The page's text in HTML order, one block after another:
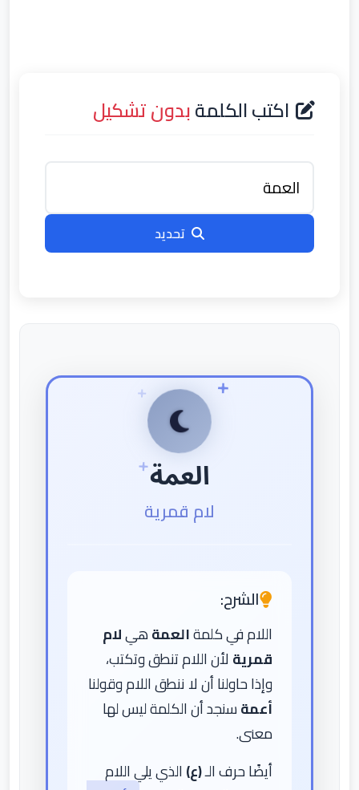
اكتب الكلمةبدون تشكيل
تحديد
العمة
لام قمرية
الشرح:
اللام في كلمةالعمةهيلام
قمريةلأن اللام تنطق وتكتب،
وإذا حاولنا أن لا ننطق اللام وقولنا
أعمةسنجد أن الكلمة ليس لها
معنى.
أيضًا حرف الـ(ع)الذي يلي اللام